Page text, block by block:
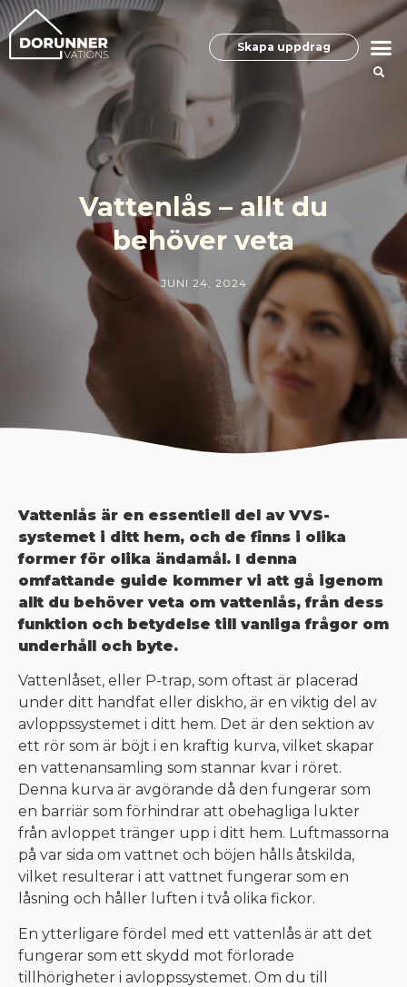
Skapa uppdrag
Vattenlås – allt du
behöver veta
JUNI 24, 2024
Vattenlås är en essentiell del av VVS-
systemet i ditt hem, och de finns i olika
former för olika ändamål. I denna
omfattande guide kommer vi att gå igenom
allt du behöver veta om vattenlås, från dess
funktion och betydelse till vanliga frågor om
underhåll och byte.
Vattenlåset, eller P-trap, som oftast är placerad
under ditt handfat eller diskho, är en viktig del av
avloppssystemet i ditt hem. Det är den sektion av
ett rör som är böjt i en kraftig kurva, vilket skapar
en vattenansamling som stannar kvar i röret.
Denna kurva är avgörande då den fungerar som
en barriär som förhindrar att obehagliga lukter
från avloppet tränger upp i ditt hem. Luftmassorna
på var sida om vattnet och böjen hålls åtskilda,
vilket resulterar i att vattnet fungerar som en
låsning och håller luften i två olika fickor.
En ytterligare fördel med ett vattenlås är att det
fungerar som ett skydd mot förlorade
tillhörigheter i avloppssystemet. Om du till